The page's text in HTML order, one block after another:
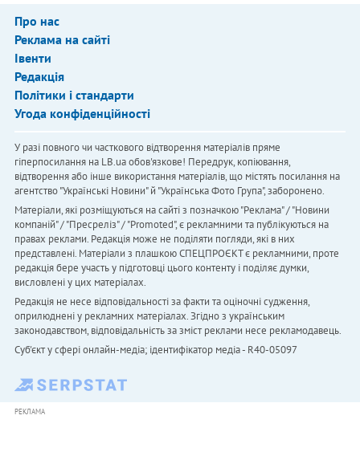
Про нас
Реклама на сайті
Івенти
Редакція
Політики і стандарти
Угода конфіденційності
У разі повного чи часткового відтворення матеріалів пряме
гіперпосилання на LB.ua обов'язкове! Передрук, копіювання,
відтворення або інше використання матеріалів, що містять посилання на
агентство "Українськi Новини" й "Українська Фото Група", заборонено.
Матеріали, які розміщуються на сайті з позначкою "Реклама" / "Новини
компаній" / "Пресреліз" / "Promoted", є рекламними та публікуються на
правах реклами. Редакція може не поділяти погляди, які в них
представлені. Матеріали з плашкою СПЕЦПРОЄКТ є рекламними, проте
редакція бере участь у підготовці цього контенту і поділяє думки,
висловлені у цих матеріалах.
Редакція не несе відповідальності за факти та оціночні судження,
оприлюднені у рекламних матеріалах. Згідно з українським
законодавством, відповідальність за зміст реклами несе рекламодавець.
Cуб'єкт у сфері онлайн-медіа; ідентифікатор медіа - R40-05097
РЕКЛАМА